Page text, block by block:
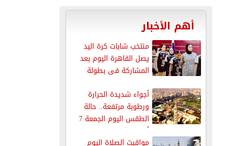
أهم الأخبار
منتخب شابات كرة اليد
يصل القاهرة اليوم بعد
المشاركة فى بطولة
أجواء شديدة الحرارة
ورطوبة مرتفعة.. حالة
الطقس اليوم الجمعة 7
أغسطس 2026
مواقيت الصلاة اليوم